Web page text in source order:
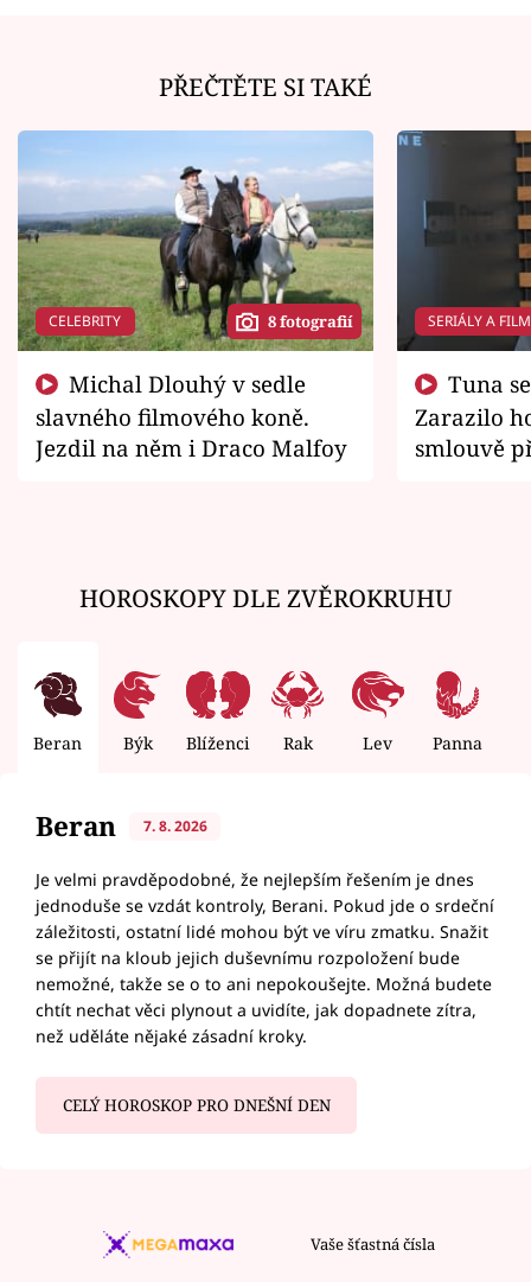
PŘEČTĚTE SI TAKÉ
CELEBRITY 8 fotografií
slavného filmového koně.
Jezdil na něm i Draco Malfoy
SERIÁLY A
Zarazilo
smlouvě
HOROSKOPY DLE ZVĚROKRUHU
Beran Býk Blíženci Rak Lev Panna
Beran 7. 8. 2026
Je velmi pravděpodobné, že nejlepším řešením je dnes
jednoduše se vzdát kontroly, Berani. Pokud jde o srdeční
záležitosti, ostatní lidé mohou být ve víru zmatku. Snažit
se přijít na kloub jejich duševnímu rozpoložení bude
nemožné, takže se o to ani nepokoušejte. Možná budete
chtít nechat věci plynout a uvidíte, jak dopadnete zítra,
než uděláte nějaké zásadní kroky.
CELÝ HOROSKOP PRO DNEŠNÍ DEN
Vaše šťastná čísla